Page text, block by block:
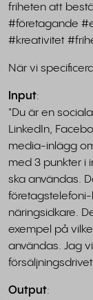
friheten att
#företagande
#kreativitet
När vi
Input:
"Du är en
LinkedIn,
media-inlägg
med 3 punkter i
ska användas.
näringsidkare.
exempel på
användas. Jag
Output: